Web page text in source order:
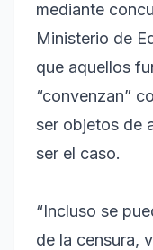
mediante
Ministerio de
que aquellos
“convenzan”
ser objetos de
ser el caso.
“Incluso se
de la censura,